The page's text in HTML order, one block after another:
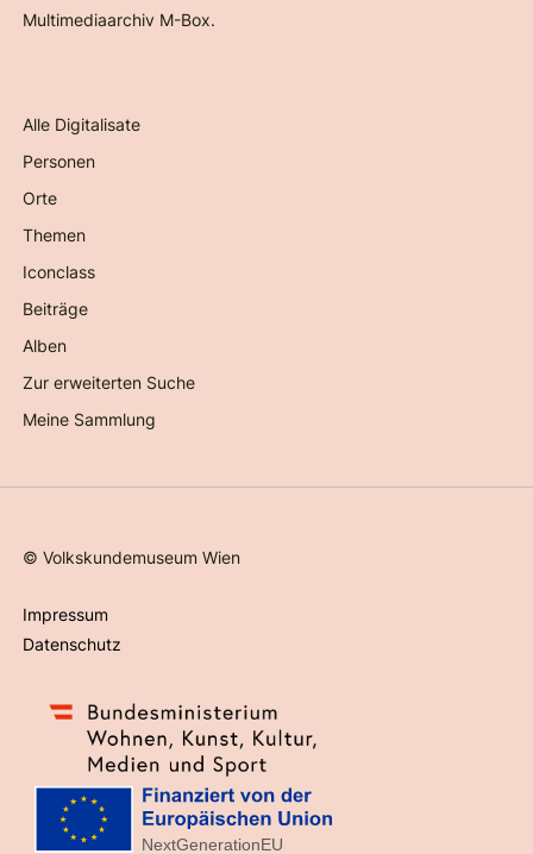
Multimediaarchiv M-Box.
Alle Digitalisate
Personen
Orte
Themen
Iconclass
Beiträge
Alben
Zur erweiterten Suche
Meine Sammlung
©Volkskundemuseum Wien
Impressum
Datenschutz